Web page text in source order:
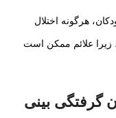
هرگونه اختلال
زیرا علائم ممکن است
گرفتگی بینی